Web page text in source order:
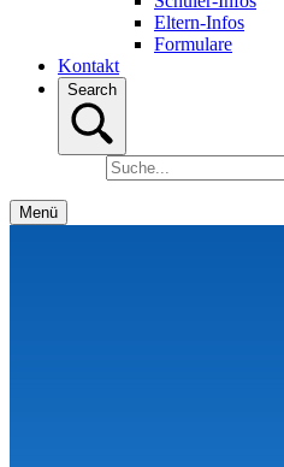
Eltern-Infos
Formulare
Kontakt
Search
Menü